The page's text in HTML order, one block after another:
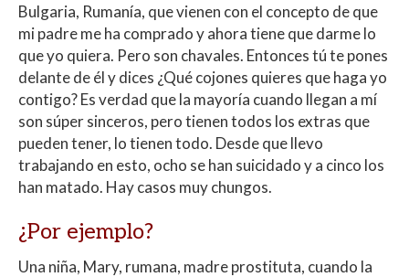
Bulgaria, Rumanía, que vienen con el concepto de que
mi padre me ha comprado y ahora tiene que darme lo
que yo quiera. Pero son chavales. Entonces tú te pones
delante de él y dices ¿Qué cojones quieres que haga yo
contigo? Es verdad que la mayoría cuando llegan a mí
son súper sinceros, pero tienen todos los extras que
pueden tener, lo tienen todo. Desde que llevo
trabajando en esto, ocho se han suicidado y a cinco los
han matado. Hay casos muy chungos.
¿Por ejemplo?
Una niña, Mary, rumana, madre prostituta, cuando la